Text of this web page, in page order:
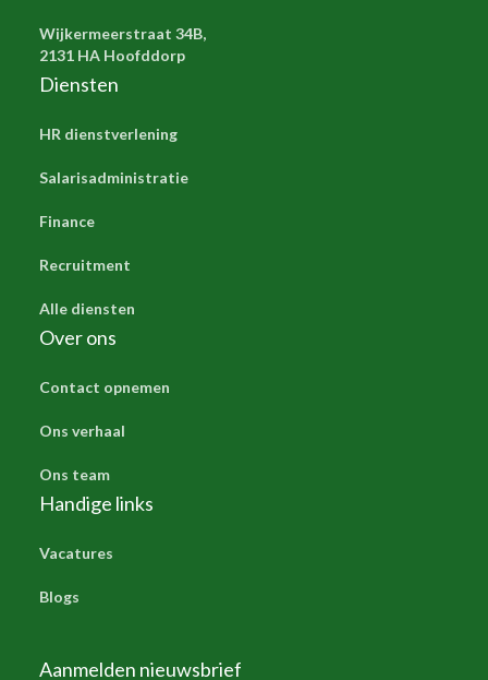
Wijkermeerstraat 34B,
2131 HA Hoofddorp
Diensten
HR dienstverlening
Salarisadministratie
Finance
Recruitment
Alle diensten
Over ons
Contact opnemen
Ons verhaal
Ons team
Handige links
Vacatures
Blogs
Aanmelden nieuwsbrief